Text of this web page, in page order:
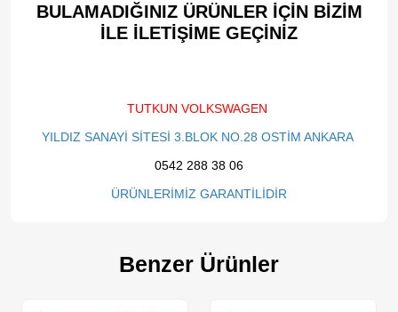
BULAMADIĞINIZ ÜRÜNLER İÇİN BİZİM
İLE İLETİŞİME GEÇİNİZ​
TUTKUN VOLKSWAGEN
YILDIZ SANAYİ SİTESİ 3.BLOK NO.28 OSTİM ANKARA
0542 288 38 06
ÜRÜNLERİMİZ GARANTİLİDİR
Benzer Ürünler